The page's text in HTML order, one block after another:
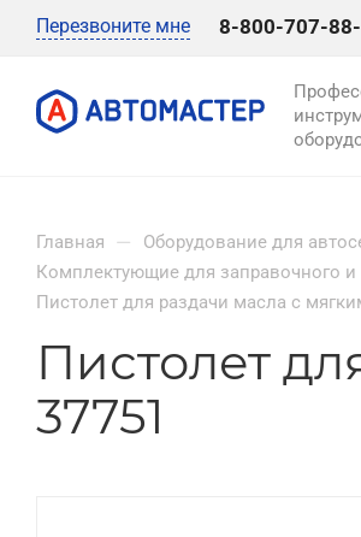
Перезвоните мне 8-800-707-
Главная — Оборудование для
Комплектующие для заправочного
Пистолет для раздачи масла с
Пистолет
37751